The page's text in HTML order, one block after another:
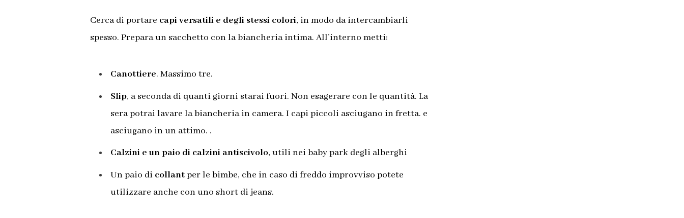
Cerca di portare capi versatili e degli stessi colori, in modo da intercambiarli
spesso. Prepara un sacchetto con la biancheria intima. All’interno metti:
Canottiere. Massimo tre.
Slip, a seconda di quanti giorni starai fuori. Non esagerare con le quantità. La
sera potrai lavare la biancheria in camera. I capi piccoli asciugano in fretta. e
asciugano in un attimo. .
Calzini e un paio di calzini antiscivolo, utili nei baby park degli alberghi
Un paio di collantper le bimbe, che in caso di freddo improvviso potete
utilizzare anche con uno short di jeans.